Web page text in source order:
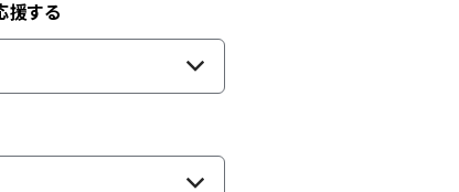
援する